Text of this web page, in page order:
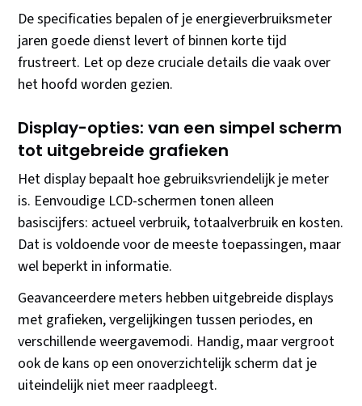
De specificaties bepalen of je energieverbruiksmeter
jaren goede dienst levert of binnen korte tijd
frustreert. Let op deze cruciale details die vaak over
het hoofd worden gezien.
Display-opties: van een simpel scherm
tot uitgebreide grafieken
Het display bepaalt hoe gebruiksvriendelijk je meter
is. Eenvoudige LCD-schermen tonen alleen
basiscijfers: actueel verbruik, totaalverbruik en kosten.
Dat is voldoende voor de meeste toepassingen, maar
wel beperkt in informatie.
Geavanceerdere meters hebben uitgebreide displays
met grafieken, vergelijkingen tussen periodes, en
verschillende weergavemodi. Handig, maar vergroot
ook de kans op een onoverzichtelijk scherm dat je
uiteindelijk niet meer raadpleegt.